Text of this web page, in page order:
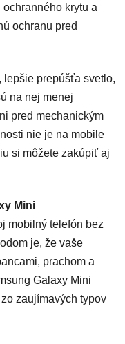
krytu a
ochranu pred
lepšie prepúšťa svetlo,
na nej menej
pred mechanickým
nie je na mobile
si môžete zakúpiť aj
Mini
mobilný telefón bez
je, že vaše
prachom a
Galaxy Mini
zaujímavých typov